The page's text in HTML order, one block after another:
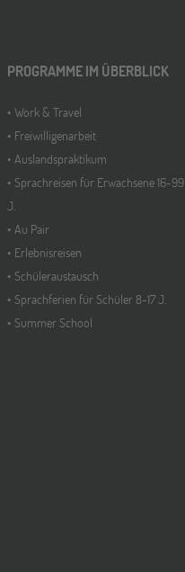
PROGRAMME IM ÜBERBLICK
Work & Travel
Freiwilligenarbeit
Auslandspraktikum
Sprachreisen für Erwachsene 16-99
J.
Au Pair
Erlebnisreisen
Schüleraustausch
Sprachferien für Schüler 8-17 J.
Summer School